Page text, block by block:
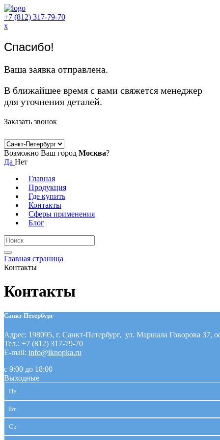
+7 (812) 317-79-70
x
Спасибо!
Ваша заявка отправлена.
В ближайшее время с вами свяжется менеджер
для уточнения деталей.
Заказать звонок
Возможно Ваш город Москва?
Да Нет
Главная
Продукция
Где купить
Контакты
Сферы применения
Блог
Главная страница
Контакты
Контакты
Санкт-Петербург
Адрес: 198095, г. Санкт-Петербург, ул. Маршала Говорова 37,
Тел.: +7 (812) 317-79-70
E-mail: info@iknopka.ru
с 9:00 до 18:00
Выходные
Пн
Вт
Ср